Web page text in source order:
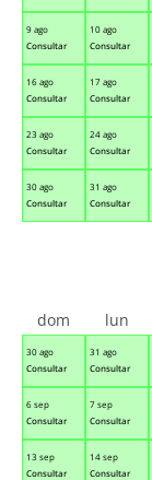
9 ago
Consultar
10 ago
Consultar
16 ago
Consultar
17 ago
Consultar
23 ago
Consultar
24 ago
Consultar
30 ago
Consultar
31 ago
Consultar
30 ago
Consultar
31 ago
Consultar
6 sep
Consultar
7 sep
Consultar
13 sep
Consultar
14 sep
Consultar
dom lun